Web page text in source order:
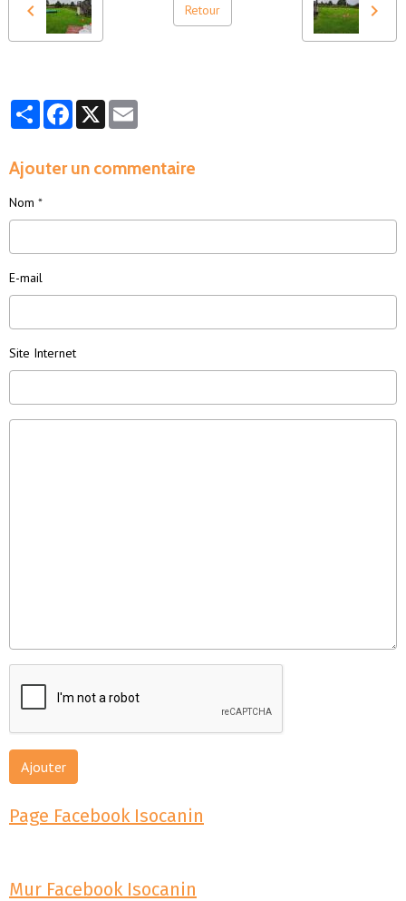
Retour
PartagerFacebook
X
Ajouter un commentaire
Nom
E-mail
Site Internet
Ajouter
Page Facebook Isocanin
Mur Facebook Isocanin